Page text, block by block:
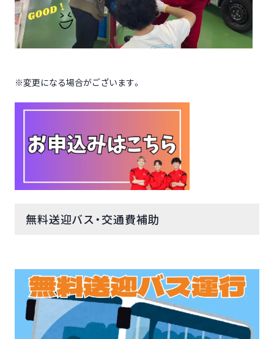
※変更になる場合がございます。
無料送迎バス・交通費補助